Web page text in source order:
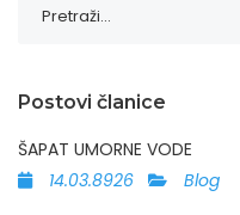
Postovi članice
ŠAPAT UMORNE VODE
14.03.8926
Blog